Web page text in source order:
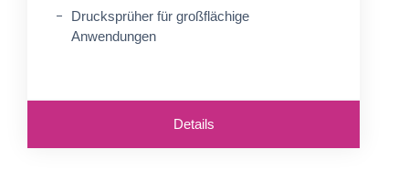
Drucksprüher für großflächige
Anwendungen
Details